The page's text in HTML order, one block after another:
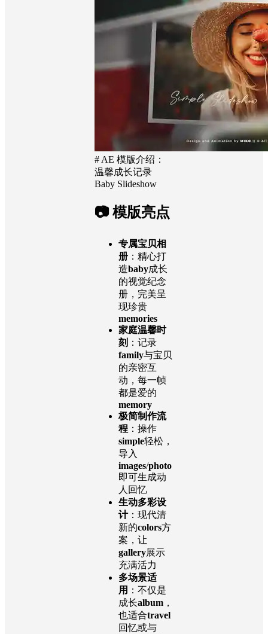
# AE 模版介绍：
温馨成长记录
Baby Slideshow
📷 模版亮点
专属宝贝相
册 ：精心打
造baby成长
的视觉纪念
册，完美呈
现珍贵
memories
家庭温馨时
刻 ：记录
family与宝贝
的亲密互
动，每一帧
都是爱的
memory
极简制作流
程 ：操作
simple轻松，
导入
images/photo
即可生成动
人回忆
生动多彩设
计：现代清
新的colors方
案，让
gallery展示
充满活力
多场景适
用 ：不仅是
成长album ，
也适合travel
回忆或与